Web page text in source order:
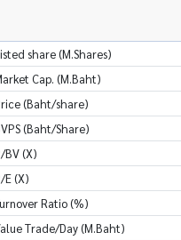
share (M.Shares)
Cap. (M.Baht)
(Baht/share)
(Baht/Share)
BV (X)
E (X)
Ratio (%)
Trade/Day (M.Baht)